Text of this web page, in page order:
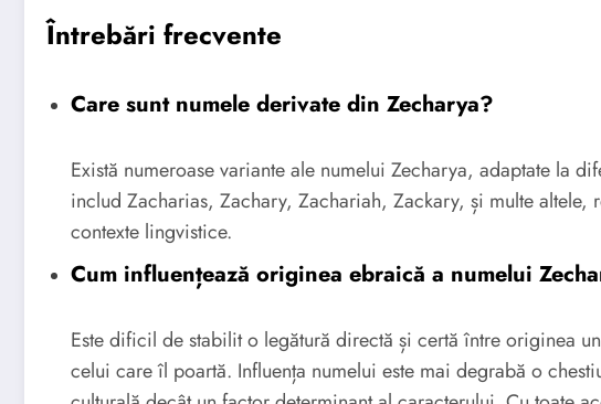
Întrebări frecvente
Care sunt numele derivate din Zecharya?
Există numeroase variante ale numelui Zecharya, adaptate la
includ Zacharias, Zachary, Zachariah, Zackary, și multe altele,
contexte lingvistice.
Cum influențează originea ebraică a numelui
Este dificil de stabilit o legătură directă și certă între originea
celui care îl poartă. Influența numelui este mai degrabă o